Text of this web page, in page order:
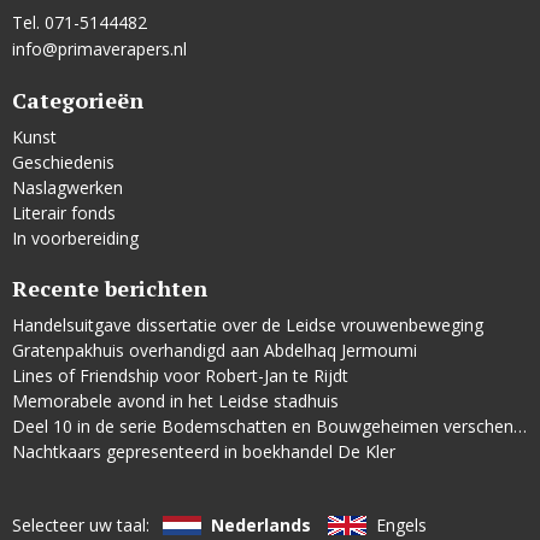
Tel. 071-5144482
info@primaverapers.nl
Categorieën
Kunst
Geschiedenis
Naslagwerken
Literair fonds
In voorbereiding
Recente berichten
Handelsuitgave dissertatie over de Leidse vrouwenbeweging
Gratenpakhuis overhandigd aan Abdelhaq Jermoumi
Lines of Friendship voor Robert-Jan te Rijdt
Memorabele avond in het Leidse stadhuis
Deel 10 in de serie Bodemschatten en Bouwgeheimen verschenen
Nachtkaars gepresenteerd in boekhandel De Kler
Selecteer uw taal: Nederlands Engels